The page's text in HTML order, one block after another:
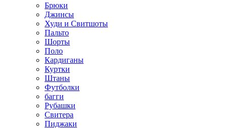
Брюки
Джинсы
Худи и Свитшоты
Пальто
Шорты
Поло
Кардиганы
Куртки
Штаны
Футболки
багги
Рубашки
Свитера
Пиджаки